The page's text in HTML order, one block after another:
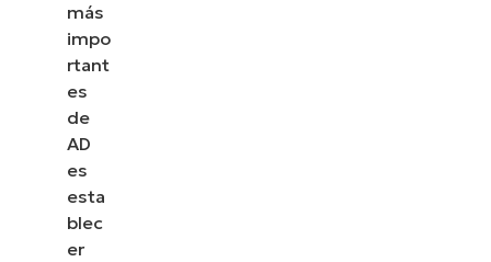
más
impo
rtant
es
de
AD
es
esta
blec
er